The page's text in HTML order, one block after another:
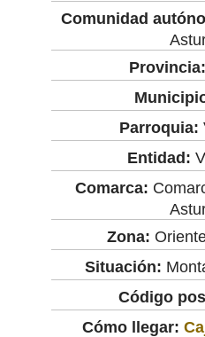
Comunidad
Provincia:
Parroquia:
Entidad:
Comarca:
Zona:
Situación:
Código
Cómo llegar: